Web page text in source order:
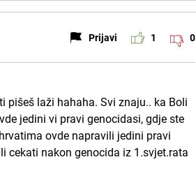
Prijavi 1 0
pišeš laži hahaha. Svi znaju.. ka Boli
jedini vi pravi genocidasi, gdje ste
ovde napravili jedini pravi
cekati nakon genocida iz 1.svjet.rata